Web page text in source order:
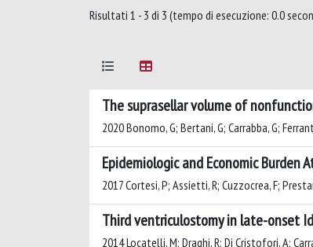
Risultati 1 - 3 di 3 (tempo di esecuzione: 0.0
The suprasellar volume of
2020 Bonomo, G; Bertani, G; Carrabba, G;
Epidemiologic and Economic
2017 Cortesi, P; Assietti, R; Cuzzocrea, F;
Third ventriculostomy in late-onset
2014 Locatelli, M; Draghi, R; Di Cristofori, A;